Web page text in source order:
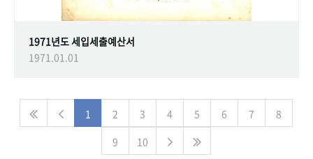
1971년도 세입세출예산서
1971.01.01
1 2 3 4 5 6 7
8
9
10